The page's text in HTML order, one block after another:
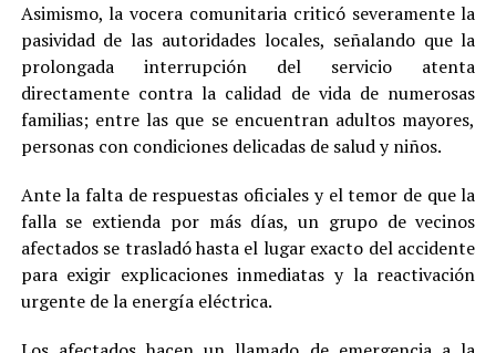
Asimismo, la vocera comunitaria criticó severamente la
pasividad de las autoridades locales, señalando que la
prolongada interrupción del servicio atenta
directamente contra la calidad de vida de numerosas
familias; entre las que se encuentran adultos mayores,
personas con condiciones delicadas de salud y niños.
Ante la falta de respuestas oficiales y el temor de que la
falla se extienda por más días, un grupo de vecinos
afectados se trasladó hasta el lugar exacto del accidente
para exigir explicaciones inmediatas y la reactivación
urgente de la energía eléctrica.